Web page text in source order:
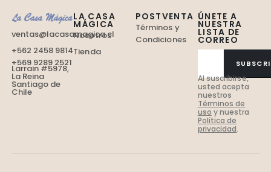
ventas@lacasamagica.cl
+562 2458 9814
+569 9289 2521
Larrain #5978,
La Reina
Santiago de
Chile
ÚNETE A
NUESTRA
LISTA DE
CORREO
Al suscribirse,
usted acepta
nuestros
Términos de
uso y nuestra
Política de
privacidad.
LA CASA
MÁGICA
Nosotros
Tienda
POSTVENTA
Términos y
Condiciones